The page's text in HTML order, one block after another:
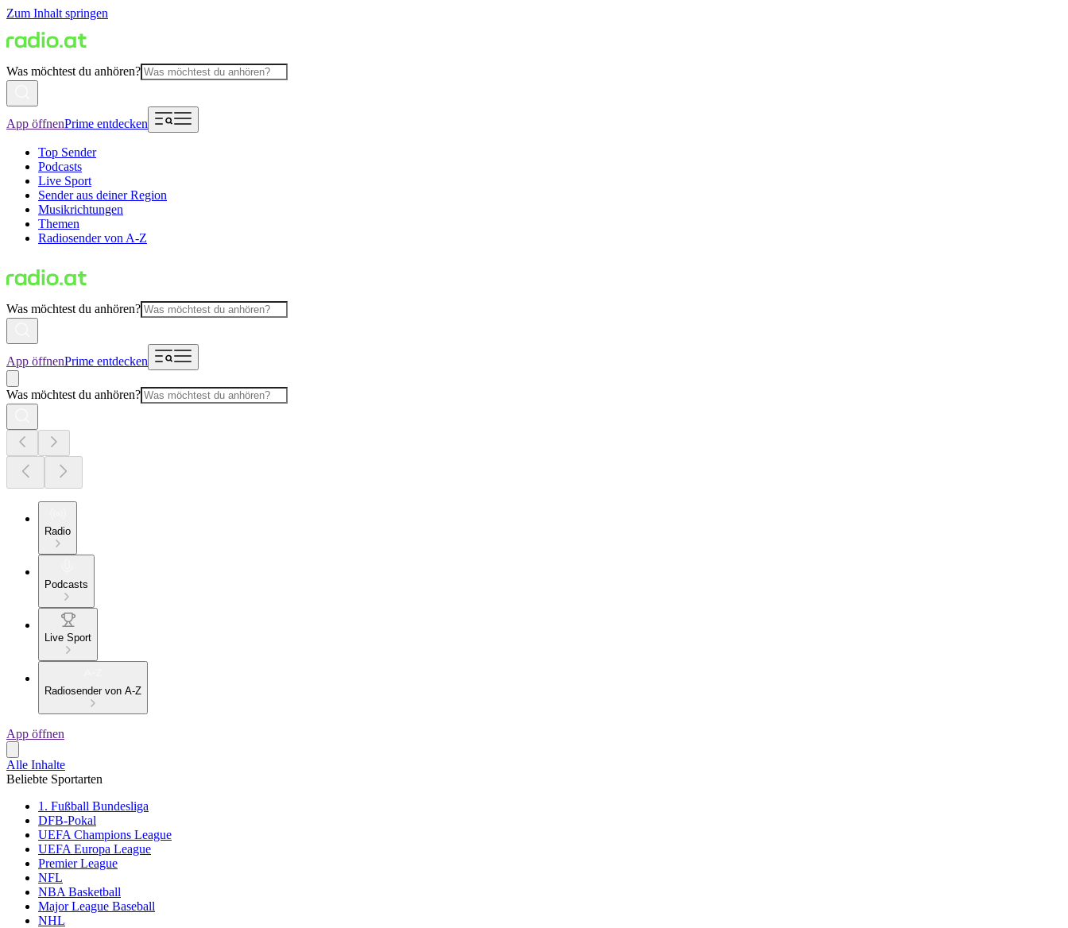
Zum Inhalt springen
Was möchtest du anhören?
App öffnenPrime entdecken
Top Sender
Podcasts
Live Sport
Sender aus deiner Region
Musikrichtungen
Themen
Radiosender von A-Z
Was möchtest du anhören?
App öffnenPrime entdecken
Was möchtest du anhören?
Radio
Podcasts
Live Sport
Radiosender von A-Z
App öffnen
Alle Inhalte
Beliebte Sportarten
1. Fußball Bundesliga
DFB-Pokal
UEFA Champions League
UEFA Europa League
Premier League
NFL
NBA Basketball
Major League Baseball
NHL